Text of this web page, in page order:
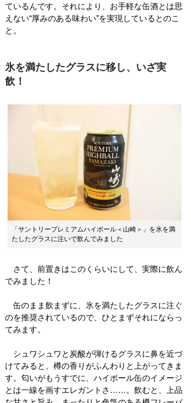
ているんです。それにより、お手軽な缶酒とは思
えない“厚みのある味わい”を実現しているとのこ
と。
氷を満たしたグラスに移し、いざ実
飲！
「サントリープレミアムハイボール＜山崎＞」を氷を満
たしたグラスに注いで飲んでみました
さて、前置きはこのくらいにして、実際に飲ん
でみました！
缶のまま飲まずに、氷を満たしたグラスに注ぐ
のを推奨されているので、ひとまずそれにならっ
てみます。
シュワシュワと炭酸が弾けるグラスに鼻を近づ
けてみると、樽の香りがふんわりと上がってきま
す。匂いがもうすでに、ハイボール缶のイメージ
とは一線を画すエレガントさ……。飲むと、上品